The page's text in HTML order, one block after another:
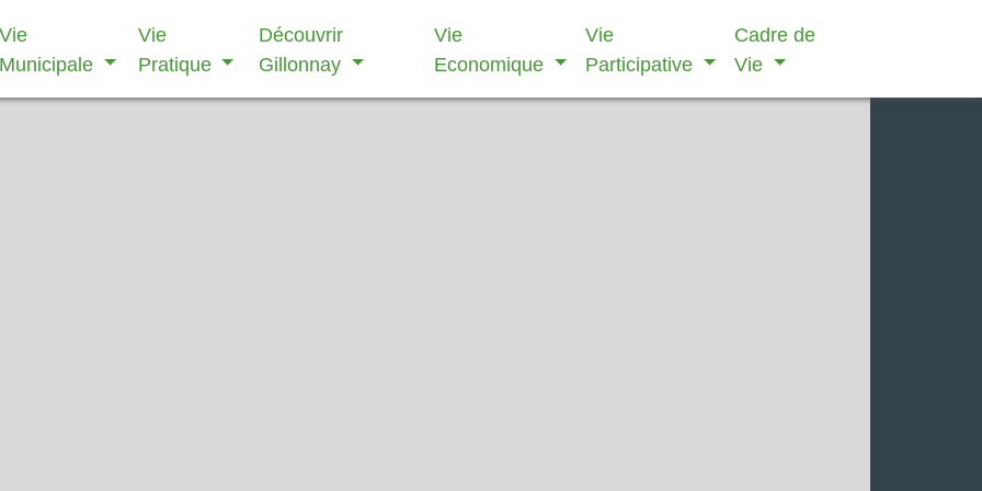
Vie
Municipale
Vie
Pratique
Découvrir
Gillonnay
Vie
Economique
Vie
Participative
Cadre de
Vie